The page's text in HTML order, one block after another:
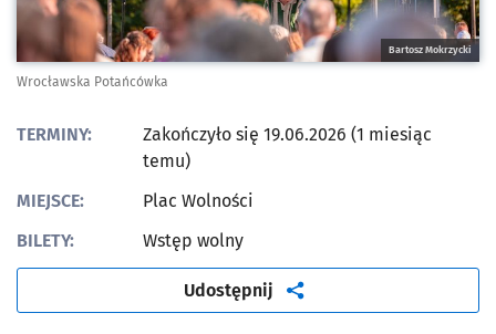
Bartosz Mokrzycki
Wrocławska Potańcówka
TERMINY:
Zakończyło się 19.06.2026 (1 miesiąc
temu)
MIEJSCE:
Plac Wolności
BILETY:
Wstęp wolny
Udostępnij artykuł